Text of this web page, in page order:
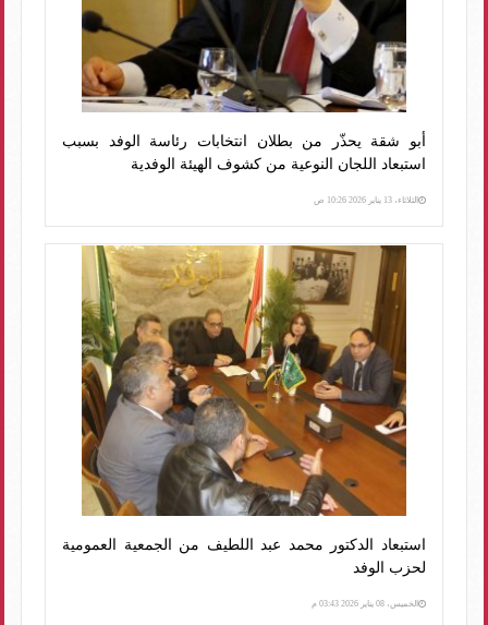
أبو شقة يحذّر من بطلان انتخابات رئاسة الوفد بسبب
استبعاد اللجان النوعية من كشوف الهيئة الوفدية
الثلاثاء، 13 يناير 2026 10:26 ص
استبعاد الدكتور محمد عبد اللطيف من الجمعية العمومية
لحزب الوفد
الخميس، 08 يناير 2026 03:43 م